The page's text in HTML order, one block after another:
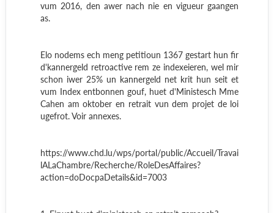
vum 2016, den awer nach nie en vigueur gaangen
as.
Elo nodems ech meng petitioun 1367 gestart hun fir
d'kannergeld retroactive rem ze indexeieren, wel mir
schon iwer 25% un kannergeld net krit hun seit et
vum Index entbonnen gouf, huet d'Ministesch Mme
Cahen am oktober en retrait vun dem projet de loi
ugefrot. Voir annexes.
https://www.chd.lu/wps/portal/public/Accueil/Travai
lALaChambre/Recherche/RoleDesAffaires?
action=doDocpaDetails&id=7003